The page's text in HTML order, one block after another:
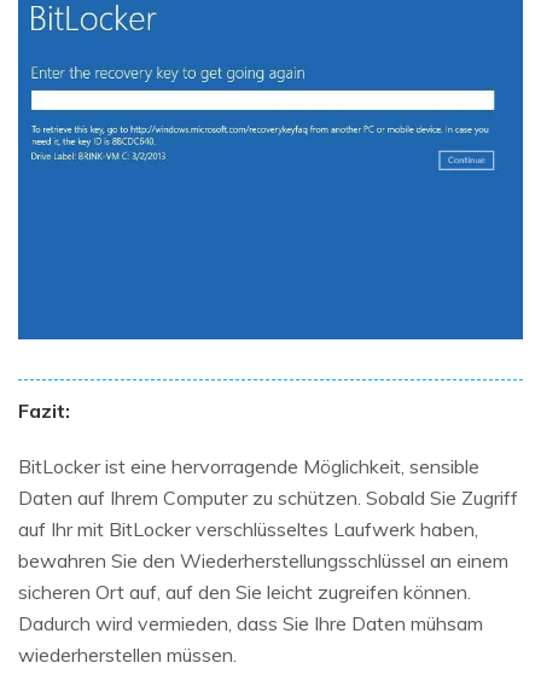
Fazit:
BitLocker ist eine hervorragende Möglichkeit, sensible
Daten auf Ihrem Computer zu schützen. Sobald Sie Zugriff
auf Ihr mit BitLocker verschlüsseltes Laufwerk haben,
bewahren Sie den Wiederherstellungsschlüssel an einem
sicheren Ort auf, auf den Sie leicht zugreifen können.
Dadurch wird vermieden, dass Sie Ihre Daten mühsam
wiederherstellen müssen.